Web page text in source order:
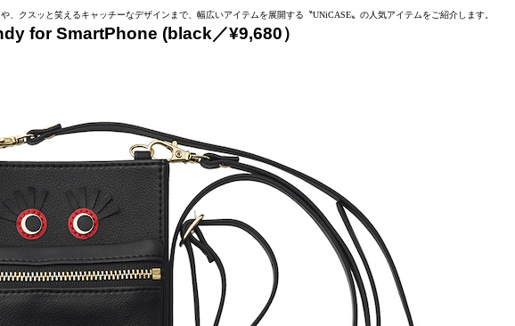
、クスッと笑えるキャッチーなデザインまで、幅広いアイテムを展開する〝UNiCASE〟の人気アイテムをご紹介します。
for SmartPhone (black／¥9,680）